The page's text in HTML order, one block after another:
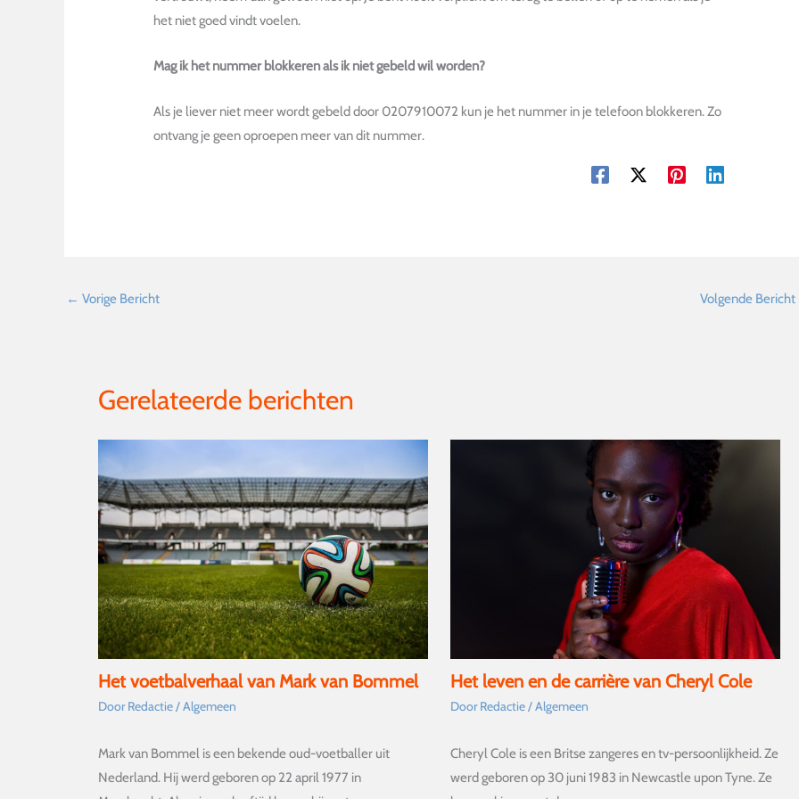
het niet goed vindt voelen.
Mag ik het nummer blokkeren als ik niet gebeld wil worden?
Als je liever niet meer wordt gebeld door 0207910072 kun je het nummer in je telefoon blokkeren. Zo
ontvang je geen oproepen meer van dit nummer.
← Vorige Bericht Volgende Bericht
Gerelateerde berichten
Het voetbalverhaal van Mark van Bommel
Door Redactie/Algemeen
Mark van Bommel is een bekende oud-voetballer uit
Nederland. Hij werd geboren op 22 april 1977 in
Het leven en de carrière van Cheryl Cole
Door Redactie/Algemeen
Cheryl Cole is een Britse zangeres en tv-persoonlijkheid. Ze
werd geboren op 30 juni 1983 in Newcastle upon Tyne. Ze